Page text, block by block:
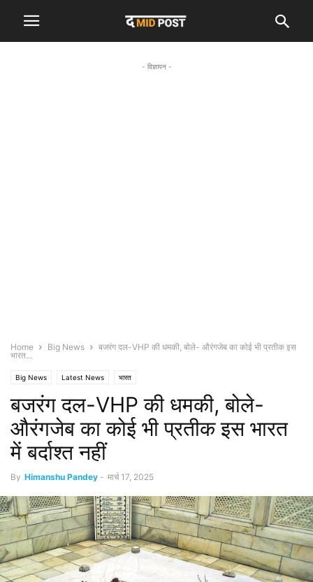
- विज्ञापन -
Home Big News
बजरंग दल-VHP की धमकी, बोले- औरंगजेब का कोई भी प्रतीक इस
भारत...
Big News Latest News भारत
बजरंग दल-VHP की धमकी, बोले-
औरंगजेब का कोई भी प्रतीक इस भारत
में बर्दाश्त नहीं
By Himanshu Pandey - मार्च 17, 2025